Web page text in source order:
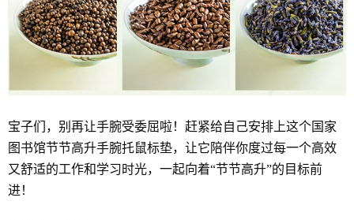
宝子们，别再让手腕受委屈啦！赶紧给自己安排上这个国家
图书馆节节高升手腕托鼠标垫，让它陪伴你度过每一个高效
又舒适的工作和学习时光，一起向着“节节高升”的目标前
进！